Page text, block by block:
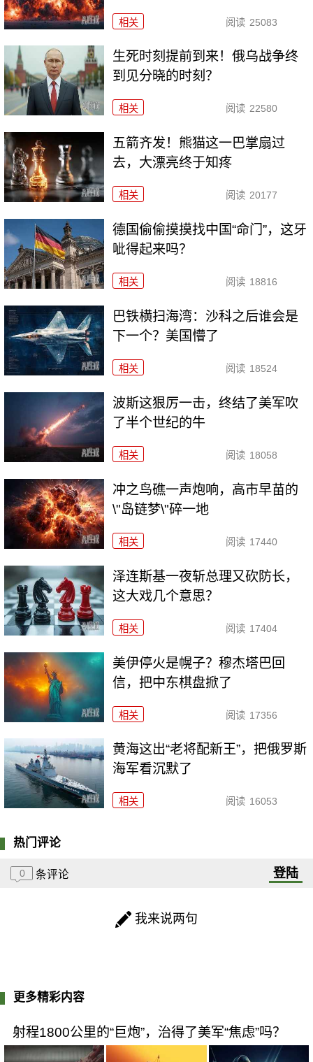
相关 阅读 25083
生死时刻提前到来！俄乌战争终
到见分晓的时刻？
相关 阅读 22580
五箭齐发！熊猫这一巴掌扇过
去，大漂亮终于知疼
相关 阅读 20177
德国偷偷摸摸找中国“命门”，这牙
呲得起来吗？
相关 阅读 18816
巴铁横扫海湾：沙科之后谁会是
下一个？美国懵了
相关 阅读 18524
波斯这狠厉一击，终结了美军吹
了半个世纪的牛
相关 阅读 18058
冲之鸟礁一声炮响，高市早苗的
\"岛链梦\"碎一地
相关 阅读 17440
泽连斯基一夜斩总理又砍防长，
这大戏几个意思？
相关 阅读 17404
美伊停火是幌子？穆杰塔巴回
信，把中东棋盘掀了
相关 阅读 17356
黄海这出“老将配新王”，把俄罗斯
海军看沉默了
相关 阅读 16053
热门评论
0 条评论 登陆
我来说两句
更多精彩内容
射程1800公里的“巨炮”，治得了美军“焦虑”吗？